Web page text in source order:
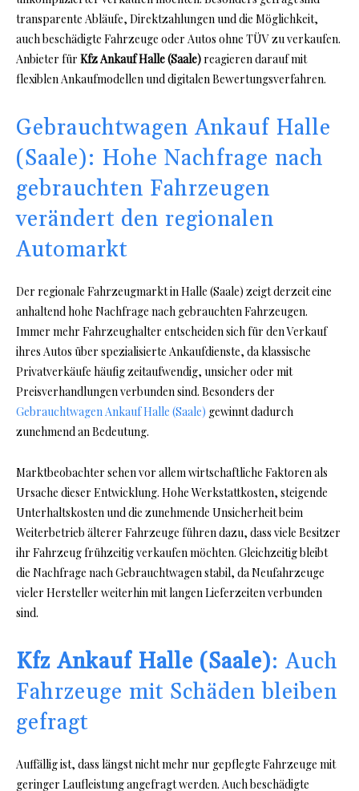
transparente Abläufe, Direktzahlungen und die Möglichkeit,
auch beschädigte Fahrzeuge oder Autos ohne TÜV zu verkaufen.
Anbieter für Kfz Ankauf Halle (Saale)reagieren darauf mit
flexiblen Ankaufmodellen und digitalen Bewertungsverfahren.
Gebrauchtwagen Ankauf Halle
(Saale): Hohe Nachfrage nach
gebrauchten Fahrzeugen
verändert den regionalen
Automarkt
Der regionale Fahrzeugmarkt in Halle (Saale) zeigt derzeit eine
anhaltend hohe Nachfrage nach gebrauchten Fahrzeugen.
Immer mehr Fahrzeughalter entscheiden sich für den Verkauf
ihres Autos über spezialisierte Ankaufdienste, da klassische
Privatverkäufe häufig zeitaufwendig, unsicher oder mit
Preisverhandlungen verbunden sind. Besonders der
Gebrauchtwagen Ankauf Halle (Saale) gewinnt dadurch
zunehmend an Bedeutung.
Marktbeobachter sehen vor allem wirtschaftliche Faktoren als
Ursache dieser Entwicklung. Hohe Werkstattkosten, steigende
Unterhaltskosten und die zunehmende Unsicherheit beim
Weiterbetrieb älterer Fahrzeuge führen dazu, dass viele Besitzer
ihr Fahrzeug frühzeitig verkaufen möchten. Gleichzeitig bleibt
die Nachfrage nach Gebrauchtwagen stabil, da Neufahrzeuge
vieler Hersteller weiterhin mit langen Lieferzeiten verbunden
sind.
Kfz Ankauf Halle (Saale): Auch
Fahrzeuge mit Schäden bleiben
gefragt
Auffällig ist, dass längst nicht mehr nur gepflegte Fahrzeuge mit
geringer Laufleistung angefragt werden. Auch beschädigte